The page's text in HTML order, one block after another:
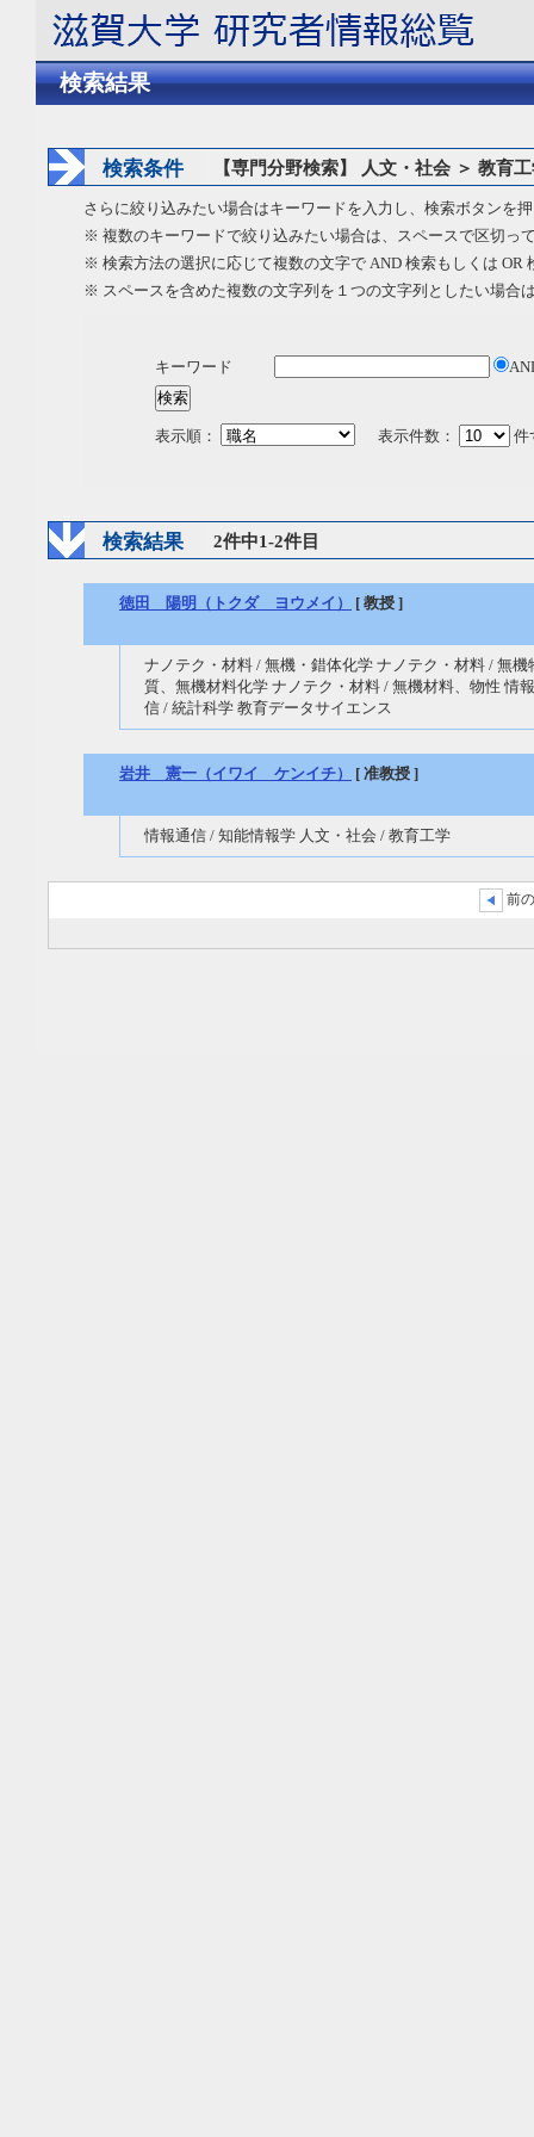
検索結果
検索条件 【専門分野検索】 人文・社会 ＞ 教育
さらに絞り込みたい場合はキーワードを入力し、検索ボタンを
※ 複数のキーワードで絞り込みたい場合は、スペースで区切っ
※ 検索方法の選択に応じて複数の文字で AND 検索もしくは OR
※ スペースを含めた複数の文字列を１つの文字列としたい場合
キーワード
表示順： 表示件数： 件
検索結果 2件中1-2件目
徳田 陽明（トクダ ヨウメイ） [ 教授 ]
ナノテク・材料 / 無機・錯体化学 ナノテク・材料 / 無機
質、無機材料化学 ナノテク・材料 / 無機材料、物性 情
信 / 統計科学 教育データサイエンス
岩井 憲一（イワイ ケンイチ） [ 准教授 ]
情報通信 / 知能情報学 人文・社会 / 教育工学
前